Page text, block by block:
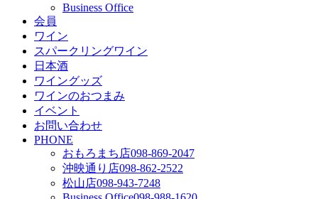
Business Office
会員
ワイン
スパークリングワイン
日本酒
ワイングッズ
ワインのおつまみ
イベント
お問い合わせ
PHONE
おもろまち店098-869-2047
沖映通り店098-862-2522
松山店098-943-7248